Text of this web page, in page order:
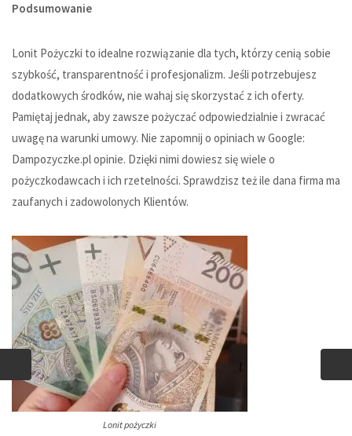
Podsumowanie
Lonit Pożyczki to idealne rozwiązanie dla tych, którzy cenią sobie
szybkość, transparentność i profesjonalizm. Jeśli potrzebujesz
dodatkowych środków, nie wahaj się skorzystać z ich oferty.
Pamiętaj jednak, aby zawsze pożyczać odpowiedzialnie i zwracać
uwagę na warunki umowy. Nie zapomnij o opiniach w Google:
Dampozyczke.pl opinie. Dzięki nimi dowiesz się wiele o
pożyczkodawcach i ich rzetelności. Sprawdzisz też ile dana firma ma
zaufanych i zadowolonych Klientów.
Lonit pożyczki